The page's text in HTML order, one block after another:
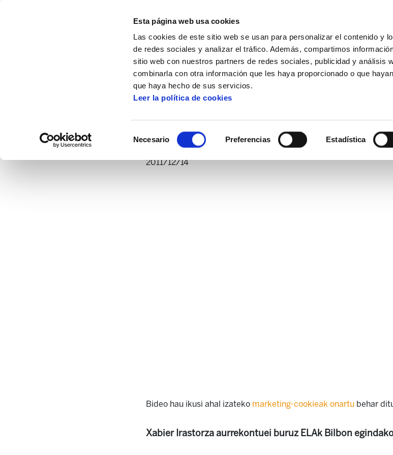
Esta página web usa cookies
Las cookies de este sitio web se usan para personalizar el contenido y
de redes sociales y analizar el tráfico. Además, compartimos
sitio web con nuestros partners de redes sociales, publicidad y análisis
combinarla con otra información que les haya proporcionado o que
que haya hecho de sus servicios.
Leer la política de cookies
Necesario Preferencias Estadística
Vídeos Recortes en enseñanza
2011/12/14
Bideo hau ikusi ahal izateko marketing-cookieak onartu behar
Xabier Irastorza aurrekontuei buruz ELAk Bilbon